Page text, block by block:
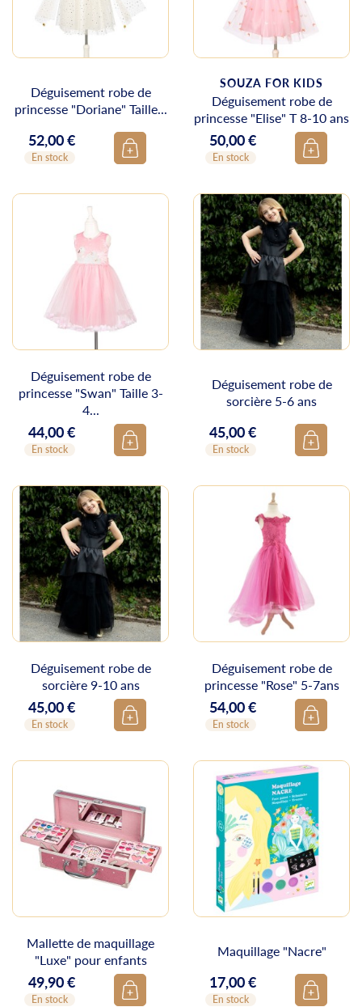
Déguisement robe de
princesse "Doriane" Taille...
Prix
52,00 €
En stock
SOUZA FOR KIDS
Déguisement robe de
princesse "Elise" T 8-10 ans
Prix
50,00 €
En stock
Déguisement robe de
princesse "Swan" Taille 3-
4...
Prix
44,00 €
En stock
Déguisement robe de
sorcière 5-6 ans
Prix
45,00 €
En stock
Déguisement robe de
sorcière 9-10 ans
Prix
45,00 €
En stock
Déguisement robe de
princesse "Rose" 5-7ans
Prix
54,00 €
En stock
Mallette de maquillage
"Luxe" pour enfants
Prix
49,90 €
En stock
Maquillage "Nacre"
Prix
17,00 €
En stock